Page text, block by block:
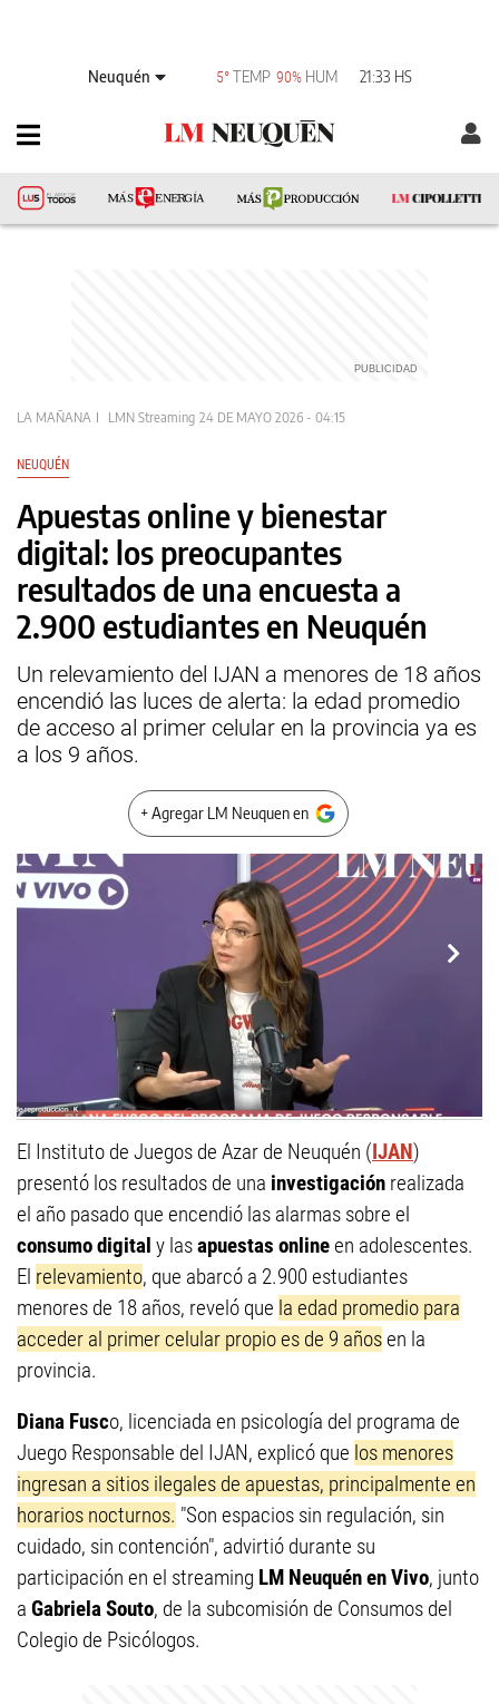
Neuquén 5° TEMP 90% HUM 21:33 HS
LA MAÑANA LMN Streaming 24 DE MAYO 2026 - 04:15
NEUQUÉN
Apuestas online y bienestar
digital: los preocupantes
resultados de una encuesta a
2.900 estudiantes en Neuquén
Un relevamiento del IJAN a menores de 18 años
encendió las luces de alerta: la edad promedio
de acceso al primer celular en la provincia ya es
a los 9 años.
+ Agregar LM Neuquen en
El Instituto de Juegos de Azar de Neuquén (IJAN)
presentó los resultados de una investigación realizada
el año pasado que encendió las alarmas sobre el
consumo digital y lasapuestas onlineen adolescentes.
El relevamiento, que abarcó a 2.900 estudiantes
menores de 18 años, reveló que la edad promedio para
acceder al primer celular propio es de 9 añosen la
provincia.
Diana Fusco, licenciada en psicología del programa de
Juego Responsable del IJAN, explicó que los menores
ingresan a sitios ilegales de apuestas, principalmente en
horarios nocturnos. "Son espacios sin regulación, sin
cuidado, sin contención", advirtió durante su
participación en el streaming LM Neuquén en Vivo, junto
a Gabriela Souto, de la subcomisión de Consumos del
Colegio de Psicólogos.